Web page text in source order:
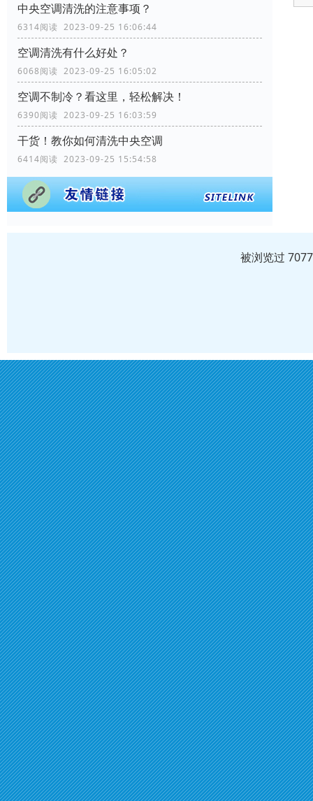
中央空调清洗的注意事项？
6314阅读 2023-09-25 16:06:44
空调清洗有什么好处？
6068阅读 2023-09-25 16:05:02
空调不制冷？看这里，轻松解决！
6390阅读 2023-09-25 16:03:59
干货！教你如何清洗中央空调
6414阅读 2023-09-25 15:54:58
被浏览过